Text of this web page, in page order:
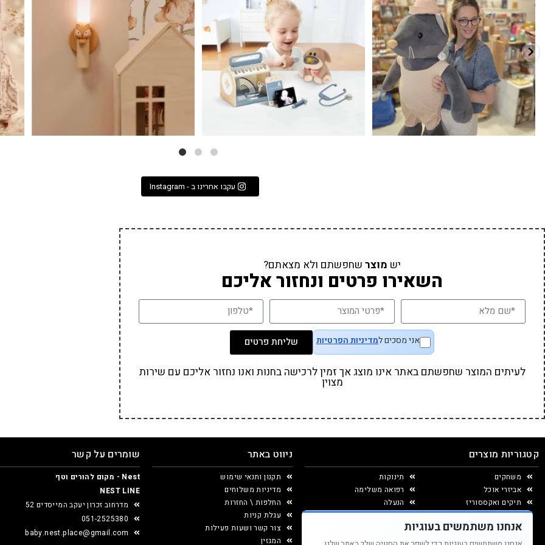
0
7 0 39 16
עקבו אחרינו ב - Instagram
יש מוצר שחפשתם ולא מצאתם?
השאירו פרטים ונחזור אליכם
אני מסכים למדיניות הפרטיות שליחת פרטים
לעיתים המוצר שחפשתם באתר אינו מוצג אך זמין לרכישה בחנות ואנו נחזור אליכם עם שירות
מצוין
קטגוריות מוצרים
משחקים
אביזרי אוכל
תיקים ואקססוריז
יצירה ומוצרי נייר
עיצוב החדר
תינוקות
רפואה משלימה
הנעלה
ניווט באתר
תקנון ותנאי שימוש
מדיניות משלוחים
החלפות \ החזרות
עגלת קניות
צור קשר ושעות פעילות
המגזין
שומרים על קשר
Nest - מקום להורים וטף
NEST LINE
מדרחוב זכרון יעקב המייסדים 52
051-2525380
baby.nest.place@gmail.com
אנחנו משתמשים בעוגיות